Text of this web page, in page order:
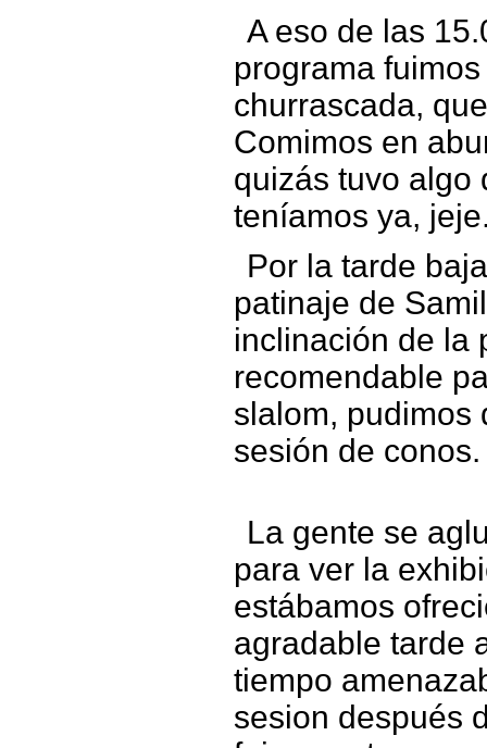
A eso de las
programa
churrascada,
Comimos en
quizás tuvo algo
teníamos ya,
Por la tarde
patinaje de
inclinación de la
recomendable
slalom, pudimos
sesión de conos.
La gente se
para ver la
estábamos
agradable tarde
tiempo
sesion después